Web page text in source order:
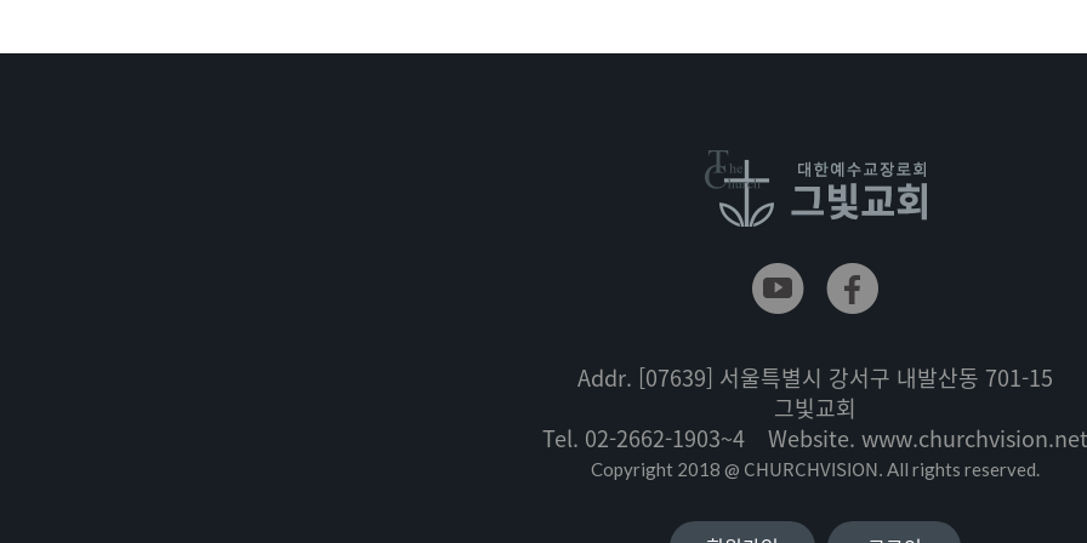
Addr. [07639] 서울특별시 강서구 내발산동 701-15
그빛교회
Tel. 02-2662-1903~4 Website. www.churchvision.net
Copyright 2018 @ CHURCHVISION. All rights reserved.